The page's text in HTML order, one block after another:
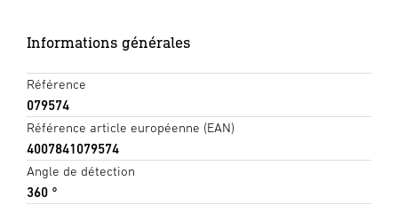
Informations générales
Référence
079574
Référence article européenne (EAN)
4007841079574
Angle de détection
360 °